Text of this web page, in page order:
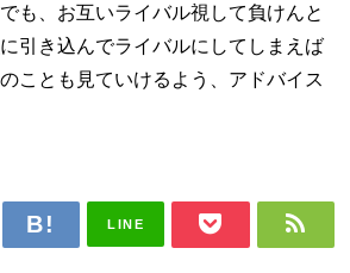
も、お互いライバル視して負けんと
引き込んでライバルにしてしまえば
ことも見ていけるよう、アドバイス
LINE